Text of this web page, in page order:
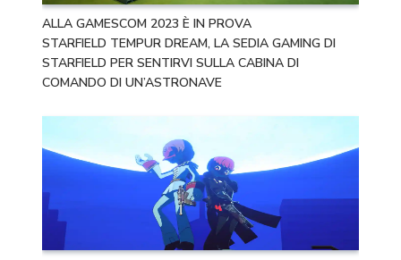
ALLA GAMESCOM 2023 È IN PROVA
STARFIELD TEMPUR DREAM, LA SEDIA GAMING DI
STARFIELD PER SENTIRVI SULLA CABINA DI
COMANDO DI UN’ASTRONAVE